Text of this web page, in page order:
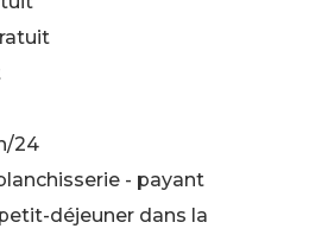
24
- payant
déjeuner dans la